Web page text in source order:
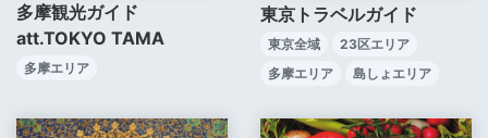
多摩観光ガイド
att.TOKYO TAMA
多摩エリア
東京トラベルガイド
東京全域
23区エリア
多摩エリア
島しょエリア